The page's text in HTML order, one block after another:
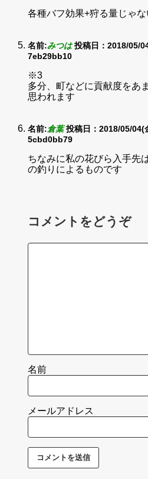
各種バフ効果+狩る量じゃ
名前:みつは 投稿日：2018/05/
7eb29bb10
※3
多分、町などに貢献度をあ
思われます
名前:倉葉 投稿日：2018/05/04(
5cbd0bb79
ちなみに私の花びら入手先
の釣りによるものです
コメントをどうぞ
名前
メールアドレス